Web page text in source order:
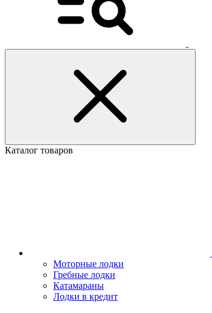
Каталог товаров
Моторные лодки
Гребные лодки
Катамараны
Лодки в кредит